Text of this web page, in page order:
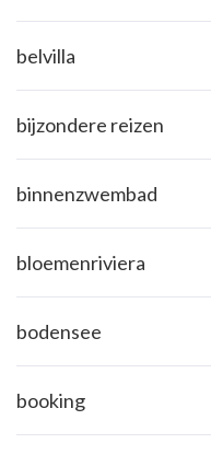
belvilla
bijzondere reizen
binnenzwembad
bloemenriviera
bodensee
booking